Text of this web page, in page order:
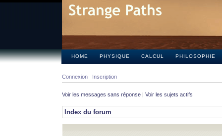
HOME PHYSIQUE CALCUL PHILOSOPHIE
Connexion Inscription
Voir les messages sans réponse | Voir les sujets actifs
Index du forum